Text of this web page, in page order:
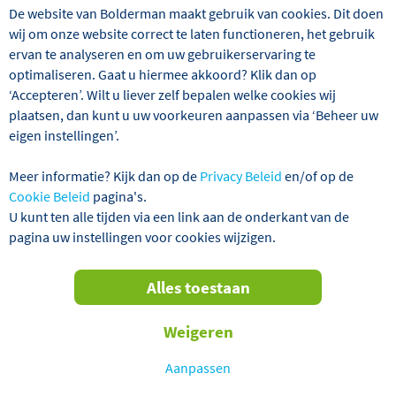
VERTREKGARANTIES!
Ga mee met Bolderman naar Fusch aan de Grossglockner
Hochalpenstrasse, gelegen nabij het bekende Zell am
Unterkrämerhof, waar Ernst en Rosi er alles aan zullen
doen om het u naar de zin te maken. Vanuit Fusch maken
Mozartstad Salzburg en het alom bekende plaatsje Zell
am See. Uiteraard ontbreekt een bezoek aan de hoogste
berg van Oostenrijk, de Grossglockner, niet tijdens deze
De website van Bolderman maakt gebruik van cookies. Dit doen
wij om onze website correct te laten functioneren, het gebruik
ervan te analyseren en om uw gebruikerservaring te
optimaliseren. Gaat u hiermee akkoord? Klik dan op
‘Accepteren’. Wilt u liever zelf bepalen welke cookies wij
plaatsen, dan kunt u uw voorkeuren aanpassen via ‘Beheer uw
eigen instellingen’.
Meer informatie? Kijk dan op de Privacy Beleid en/of op de
Cookie Beleid pagina's.
U kunt ten alle tijden via een link aan de onderkant van de
pagina uw instellingen voor cookies wijzigen.
Aanpassen
Weigeren
Alles toestaan